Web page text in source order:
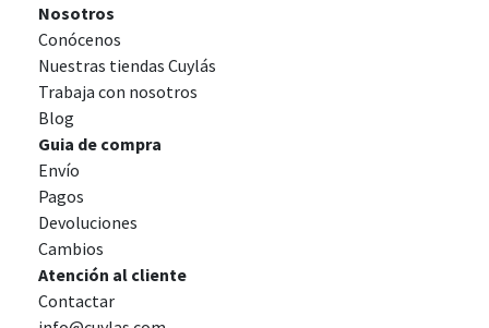
Nosotros
Conócenos
Nuestras tiendas Cuylás
Trabaja con nosotros
Blog
Guia de compra
Envío
Pagos
Devoluciones
Cambios
Atención al cliente
Contactar